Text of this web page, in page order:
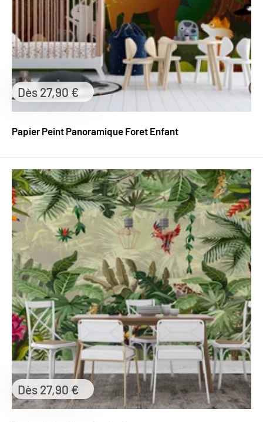
Papier Peint Panoramique Foret Enfant
Prix
réduit
Dès 27,90 €
Prix
réduit
Dès 27,90 €